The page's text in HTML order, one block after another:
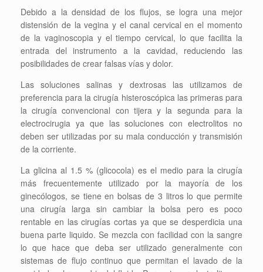
Debido a la densidad de los flujos, se logra una mejor
distensión de la vegina y el canal cervical en el momento
de la vaginoscopia y el tiempo cervical, lo que facilita la
entrada del instrumento a la cavidad, reduciendo las
posibilidades de crear falsas vías y dolor.
Las soluciones salinas y dextrosas las utilizamos de
preferencia para la cirugía histeroscópica las primeras para
la cirugía convencional con tijera y la segunda para la
electrocirugia ya que las soluciones con electrolitos no
deben ser utilizadas por su mala conducción y transmisión
de la corriente.
La glicina al 1.5 % (glicocola) es el medio para la cirugía
más frecuentemente utilizado por la mayoría de los
ginecólogos, se tiene en bolsas de 3 litros lo que permite
una cirugía larga sin cambiar la bolsa pero es poco
rentable en las cirugías cortas ya que se desperdicia una
buena parte liquido. Se mezcla con facilidad con la sangre
lo que hace que deba ser utilizado generalmente con
sistemas de flujo continuo que permitan el lavado de la